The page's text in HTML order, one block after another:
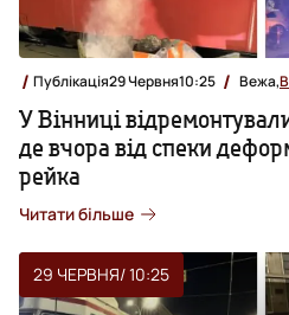
Публікація29 Червня10:25 Вежа,
У Вінниці
де вчора від спеки
рейка
Читати більше
29 ЧЕРВНЯ/ 10:25